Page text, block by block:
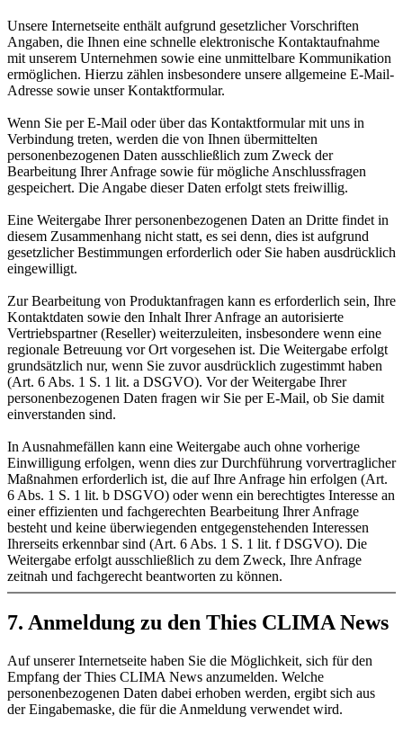
Unsere Internetseite enthält aufgrund gesetzlicher Vorschriften
Angaben, die Ihnen eine schnelle elektronische Kontaktaufnahme
mit unserem Unternehmen sowie eine unmittelbare Kommunikation
ermöglichen. Hierzu zählen insbesondere unsere allgemeine E-Mail-
Adresse sowie unser Kontaktformular.
Wenn Sie per E-Mail oder über das Kontaktformular mit uns in
Verbindung treten, werden die von Ihnen übermittelten
personenbezogenen Daten ausschließlich zum Zweck der
Bearbeitung Ihrer Anfrage sowie für mögliche Anschlussfragen
gespeichert. Die Angabe dieser Daten erfolgt stets freiwillig.
Eine Weitergabe Ihrer personenbezogenen Daten an Dritte findet in
diesem Zusammenhang nicht statt, es sei denn, dies ist aufgrund
gesetzlicher Bestimmungen erforderlich oder Sie haben ausdrücklich
eingewilligt.
Zur Bearbeitung von Produktanfragen kann es erforderlich sein, Ihre
Kontaktdaten sowie den Inhalt Ihrer Anfrage an autorisierte
Vertriebspartner (Reseller) weiterzuleiten, insbesondere wenn eine
regionale Betreuung vor Ort vorgesehen ist. Die Weitergabe erfolgt
grundsätzlich nur, wenn Sie zuvor ausdrücklich zugestimmt haben
(Art. 6 Abs. 1 S. 1 lit. a DSGVO). Vor der Weitergabe Ihrer
personenbezogenen Daten fragen wir Sie per E-Mail, ob Sie damit
einverstanden sind.
In Ausnahmefällen kann eine Weitergabe auch ohne vorherige
Einwilligung erfolgen, wenn dies zur Durchführung vorvertraglicher
Maßnahmen erforderlich ist, die auf Ihre Anfrage hin erfolgen (Art.
6 Abs. 1 S. 1 lit. b DSGVO) oder wenn ein berechtigtes Interesse an
einer effizienten und fachgerechten Bearbeitung Ihrer Anfrage
besteht und keine überwiegenden entgegenstehenden Interessen
Ihrerseits erkennbar sind (Art. 6 Abs. 1 S. 1 lit. f DSGVO). Die
Weitergabe erfolgt ausschließlich zu dem Zweck, Ihre Anfrage
zeitnah und fachgerecht beantworten zu können.
7. Anmeldung zu den Thies CLIMA News
Auf unserer Internetseite haben Sie die Möglichkeit, sich für den
Empfang der Thies CLIMA News anzumelden. Welche
personenbezogenen Daten dabei erhoben werden, ergibt sich aus
der Eingabemaske, die für die Anmeldung verwendet wird.